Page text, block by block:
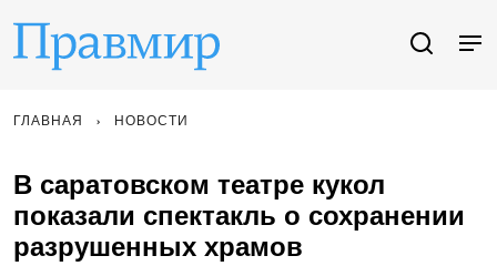
ГЛАВНАЯ НОВОСТИ
В саратовском театре кукол
показали спектакль о сохранении
разрушенных храмов